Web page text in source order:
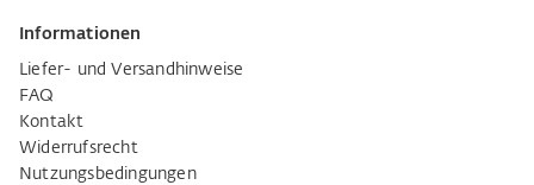
Informationen
Liefer- und Versandhinweise
FAQ
Kontakt
Widerrufsrecht
Nutzungsbedingungen